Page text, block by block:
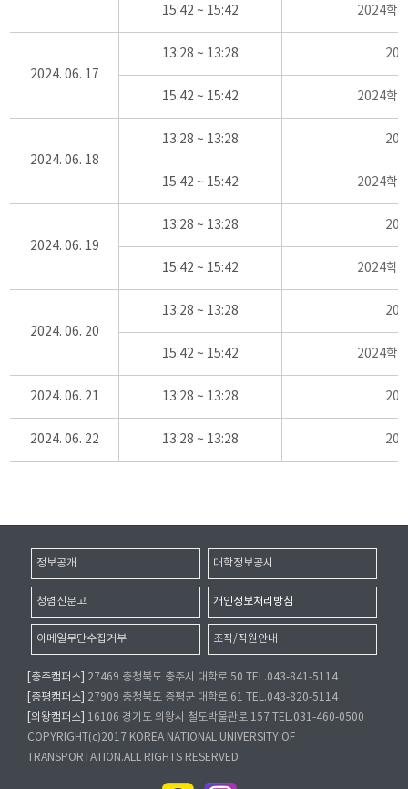
15:42 ~ 15:42 2024학
2024. 06. 17
13:28 ~ 13:28
15:42 ~ 15:42 2024학
2024. 06. 18
13:28 ~ 13:28
15:42 ~ 15:42 2024학
2024. 06. 19
13:28 ~ 13:28
15:42 ~ 15:42 2024학
2024. 06. 20
13:28 ~ 13:28
15:42 ~ 15:42 2024학
2024. 06. 21 13:28 ~ 13:28
2024. 06. 22 13:28 ~ 13:28
정보공개 대학정보공시
청렴신문고 개인정보처리방침
이메일무단수집거부 조직/직원안내
[충주캠퍼스]
27469 충청북도 충주시 대학로 50 TEL.043-841-5114
[증평캠퍼스]
27909 충청북도 증평군 대학로 61 TEL.043-820-5114
[의왕캠퍼스]
16106 경기도 의왕시 철도박물관로 157 TEL.031-460-0500
COPYRIGHT(c)2017 KOREA NATIONAL UNIVERSITY OF
TRANSPORTATION.ALL RIGHTS RESERVED